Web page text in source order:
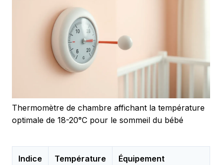
Thermomètre de chambre affichant la température
optimale de 18-20°C pour le sommeil du bébé
Indice
Température
Équipement